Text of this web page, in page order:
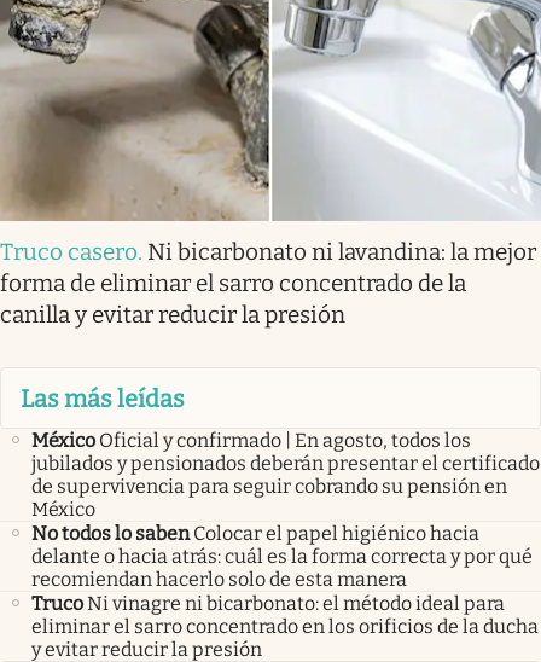
Truco casero. Ni bicarbonato ni lavandina: la mejor
forma de eliminar el sarro concentrado de la
canilla y evitar reducir la presión
Las más leídas
México Oficial y confirmado | En agosto, todos los
jubilados y pensionados deberán presentar el certificado
de supervivencia para seguir cobrando su pensión en
México
No todos lo saben Colocar el papel higiénico hacia
delante o hacia atrás: cuál es la forma correcta y por qué
recomiendan hacerlo solo de esta manera
TrucoNi vinagre ni bicarbonato: el método ideal para
eliminar el sarro concentrado en los orificios de la ducha
y evitar reducir la presión